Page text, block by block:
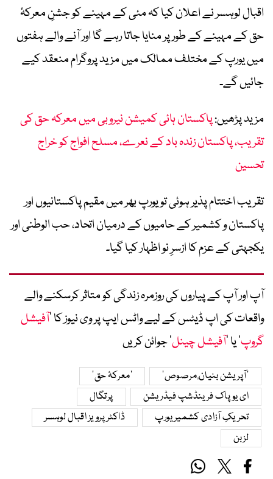
اقبال لوہسر نے اعلان کیا کہ مئی کے مہینے کو جشنِ معرکۂ
حق کے مہینے کے طور پر منایا جاتا رہے گا اور آنے والے ہفتوں
میں یورپ کے مختلف ممالک میں مزید پروگرام منعقد کیے
جائیں گے۔
مزید پڑھیں:پاکستان ہائی کمیشن نیروبی میں معرکہ حق کی
تقریب، پاکستان زندہ باد کے نعرے، مسلح افواج کو خراج
تحسین
تقریب اختتام پذیر ہوئی تو یورپ بھر میں مقیم پاکستانیوں اور
پاکستان و کشمیر کے حامیوں کے درمیان اتحاد، حب الوطنی اور
یکجہتی کے عزم کا ازسرِ نو اظہار کیا گیا۔
آپ اور آپ کے پیاروں کی روزمرہ زندگی کو متاثر کرسکنے والے
واقعات کی اپ ڈیٹس کے لیے واٹس ایپ پر وی نیوز کا ’آفیشل
گروپ‘ یا ’آفیشل چینل‘ جوائن کریں
’آپریشن بنیانٌ مرصوص‘
’معرکۂ حق‘
ای یو پاک فرینڈشپ فیڈریشن
پرتگال
تحریکِ آزادی کشمیر یورپ
ڈاکٹر پرویز اقبال لوہسر
لزبن